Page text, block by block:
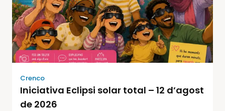
Crenco
Iniciativa Eclipsi solar total – 12 d’agost
de 2026